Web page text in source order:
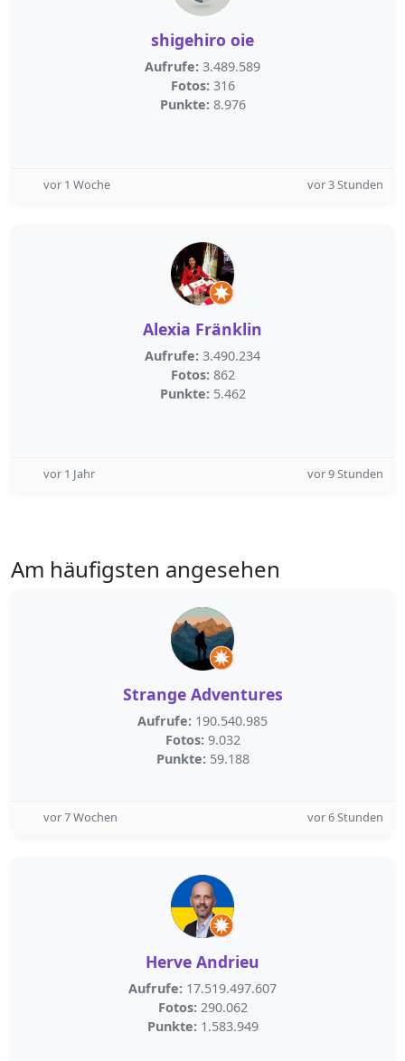
shigehiro oie
Aufrufe: 3.489.589
Fotos: 316
Punkte: 8.976
vor 1 Woche vor 3 Stunden
Alexia Fränklin
Aufrufe: 3.490.234
Fotos: 862
Punkte: 5.462
vor 1 Jahr vor 9 Stunden
Am häufigsten angesehen
Strange Adventures
Aufrufe: 190.540.985
Fotos: 9.032
Punkte: 59.188
vor 7 Wochen vor 6 Stunden
Herve Andrieu
Aufrufe: 17.519.497.607
Fotos: 290.062
Punkte: 1.583.949